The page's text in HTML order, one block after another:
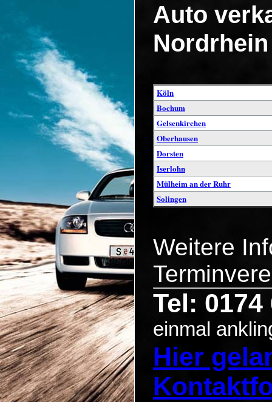
Auto
Köln
Bochum
Gelsenkirchen
Oberhausen
Dorsten
Iserlohn
Mülheim an der Ruhr
Solingen
Weitere
Tel: 0174
einmal
Hier